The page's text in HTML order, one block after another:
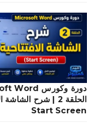
الحلقة 2 | شرح
Start Screen